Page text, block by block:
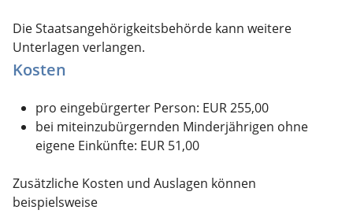
Die Staatsangehörigkeitsbehörde kann weitere
Unterlagen verlangen.
Kosten
pro eingebürgerter Person: EUR 255,00
bei miteinzubürgernden Minderjährigen ohne
eigene Einkünfte: EUR 51,00
Zusätzliche Kosten und Auslagen können
beispielsweise